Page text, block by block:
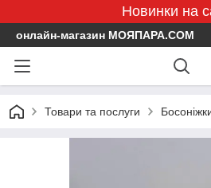
Новинки на
онлайн-магазин МОЯПАРА.COM
Товари та послуги